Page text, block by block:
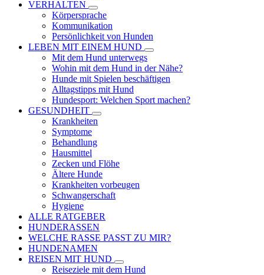
VERHALTEN
Körpersprache
Kommunikation
Persönlichkeit von Hunden
LEBEN MIT EINEM HUND
Mit dem Hund unterwegs
Wohin mit dem Hund in der Nähe?
Hunde mit Spielen beschäftigen
Alltagstipps mit Hund
Hundesport: Welchen Sport machen?
GESUNDHEIT
Krankheiten
Symptome
Behandlung
Hausmittel
Zecken und Flöhe
Ältere Hunde
Krankheiten vorbeugen
Schwangerschaft
Hygiene
ALLE RATGEBER
HUNDERASSEN
WELCHE RASSE PASST ZU MIR?
HUNDENAMEN
REISEN MIT HUND
Reiseziele mit dem Hund